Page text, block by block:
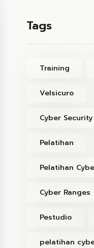
Tags
Training
Velsicuro
Cyber
Pelatihan
Pelatihan
Cyber Ranges
Pestudio
pelatihan